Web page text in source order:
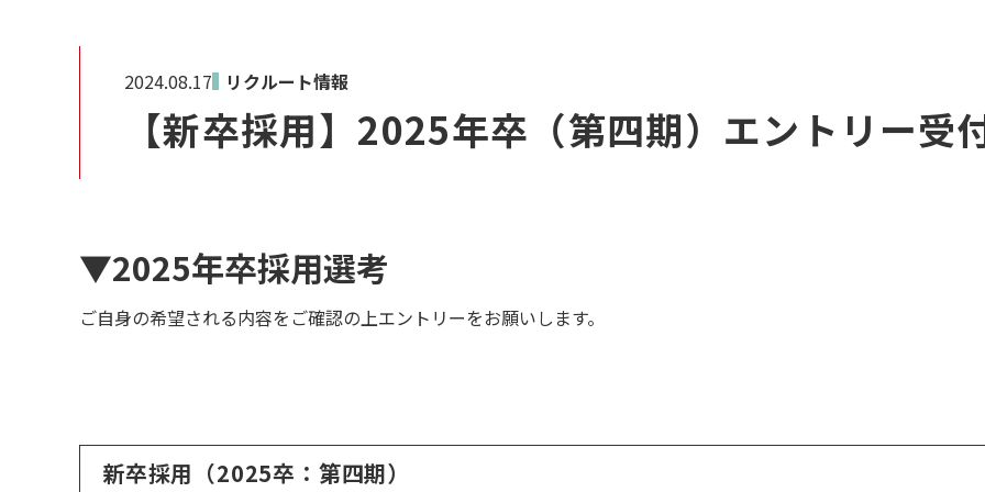
2024.08.17 リクルート情報
【新卒採用】2025年卒（第四期）エントリー受
▼2025年卒採用選考
ご自身の希望される内容をご確認の上エントリーをお願いします。
新卒採用（2025卒：第四期）